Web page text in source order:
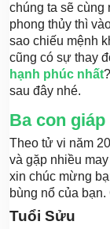
chúng ta sẽ cùng
phong thủy thì
sao chiếu mệnh
cũng có sự thay
hạnh phúc nhất
sau đây nhé.
Ba con
Theo tử vi năm
và gặp nhiều
xin chúc mừng
bùng nổ của
Tuổi Sửu